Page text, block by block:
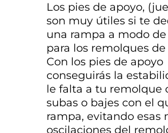
Los pies de apoyo,
son muy útiles si te
una rampa a modo
para los remolques de
Con los pies de apoyo
conseguirás la
le falta a tu remolque
subas o bajes con el
rampa, evitando esas
oscilaciones del